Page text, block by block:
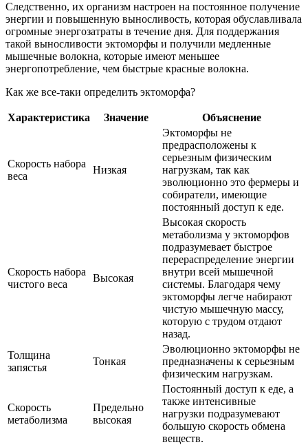
Следственно, их организм настроен на постоянное получение
энергии и повышенную выносливость, которая обуславливала
огромные энергозатраты в течение дня. Для поддержания
такой выносливости эктоморфы и получили медленные
мышечные волокна, которые имеют меньшее
энергопотребление, чем быстрые красные волокна.
Как же все-таки определить эктоморфа?
Характеристика Значение Объяснение
Скорость набора
веса
Низкая
Эктоморфы не
предрасположены к
серьезным физическим
нагрузкам, так как
эволюционно это фермеры и
собиратели, имеющие
постоянный доступ к еде.
Скорость набора
чистого веса
Высокая
Высокая скорость
метаболизма у эктоморфов
подразумевает быстрое
перераспределение энергии
внутри всей мышечной
системы. Благодаря чему
эктоморфы легче набирают
чистую мышечную массу,
которую с трудом отдают
назад.
Толщина
запястья
Тонкая
Эволюционно эктоморфы не
предназначены к серьезным
физическим нагрузкам.
Скорость
метаболизма
Предельно
высокая
Постоянный доступ к еде, а
также интенсивные
нагрузки подразумевают
большую скорость обмена
веществ.